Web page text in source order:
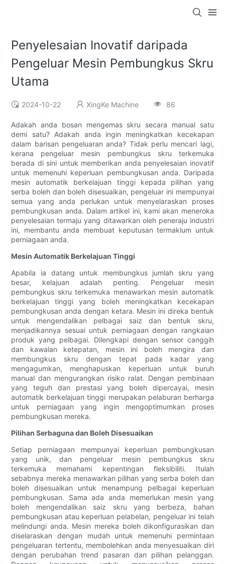
Penyelesaian Inovatif daripada
Pengeluar Mesin Pembungkus Skru
Utama
2024-10-22 XingKe Machine 86
Adakah anda bosan mengemas skru secara manual satu
demi satu? Adakah anda ingin meningkatkan kecekapan
dalam barisan pengeluaran anda? Tidak perlu mencari lagi,
kerana pengeluar mesin pembungkus skru terkemuka
berada di sini untuk memberikan anda penyelesaian inovatif
untuk memenuhi keperluan pembungkusan anda. Daripada
mesin automatik berkelajuan tinggi kepada pilihan yang
serba boleh dan boleh disesuaikan, pengeluar ini mempunyai
semua yang anda perlukan untuk menyelaraskan proses
pembungkusan anda. Dalam artikel ini, kami akan meneroka
penyelesaian termaju yang ditawarkan oleh peneraju industri
ini, membantu anda membuat keputusan termaklum untuk
perniagaan anda.
Mesin Automatik Berkelajuan Tinggi
Apabila ia datang untuk membungkus jumlah skru yang
besar, kelajuan adalah penting. Pengeluar mesin
pembungkus skru terkemuka menawarkan mesin automatik
berkelajuan tinggi yang boleh meningkatkan kecekapan
pembungkusan anda dengan ketara. Mesin ini direka bentuk
untuk mengendalikan pelbagai saiz dan bentuk skru,
menjadikannya sesuai untuk perniagaan dengan rangkaian
produk yang pelbagai. Dilengkapi dengan sensor canggih
dan kawalan ketepatan, mesin ini boleh mengira dan
membungkus skru dengan tepat pada kadar yang
mengagumkan, menghapuskan keperluan untuk buruh
manual dan mengurangkan risiko ralat. Dengan pembinaan
yang teguh dan prestasi yang boleh dipercayai, mesin
automatik berkelajuan tinggi merupakan pelaburan berharga
untuk perniagaan yang ingin mengoptimumkan proses
pembungkusan mereka.
Pilihan Serbaguna dan Boleh Disesuaikan
Setiap perniagaan mempunyai keperluan pembungkusan
yang unik, dan pengeluar mesin pembungkus skru
terkemuka memahami kepentingan fleksibiliti. Itulah
sebabnya mereka menawarkan pilihan yang serba boleh dan
boleh disesuaikan untuk menampung pelbagai keperluan
pembungkusan. Sama ada anda memerlukan mesin yang
boleh mengendalikan saiz skru yang berbeza, bahan
pembungkusan atau keperluan pelabelan, pengeluar ini telah
melindungi anda. Mesin mereka boleh dikonfigurasikan dan
diselaraskan dengan mudah untuk memenuhi permintaan
pengeluaran tertentu, membolehkan anda menyesuaikan diri
dengan perubahan trend pasaran dan pilihan pelanggan.